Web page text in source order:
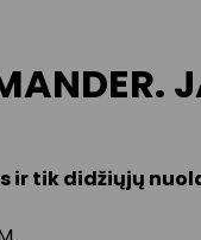
ir tik didžiųjų